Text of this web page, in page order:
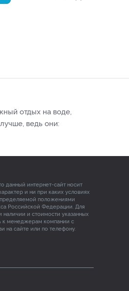
отдых на воде,
ведь они:
данный интернет-сайт носит
и ни при каких условиях
положениями
Российской Федерации. Для
и стоимости указанных
к менеджерам компании с
на сайте или по телефону.